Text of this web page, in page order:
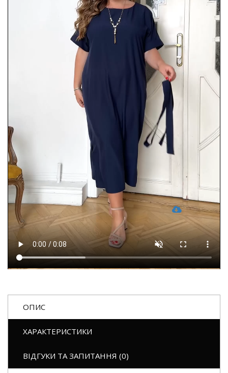
ОПИС
ХАРАКТЕРИСТИКИ
ВІДГУКИ ТА ЗАПИТАННЯ (0)